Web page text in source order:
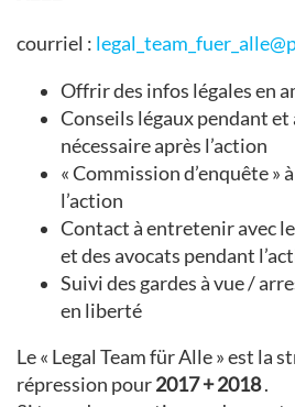
courriel :
Offrir des infos légales en
Conseils légaux pendant
nécessaire après l’action
« Commission d’enquête »
l’action
Contact à entretenir avec
et des avocats pendant
Suivi des gardes à vue /
en liberté
Le « Legal Team für Alle » est la
répression pour2017 + 2018.